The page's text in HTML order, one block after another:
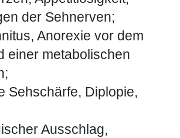
der Sehnerven;
Anorexie vor dem
einer metabolischen
Sehschärfe, Diplopie,
Ausschlag,